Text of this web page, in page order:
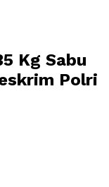
Kg Sabu
Polri